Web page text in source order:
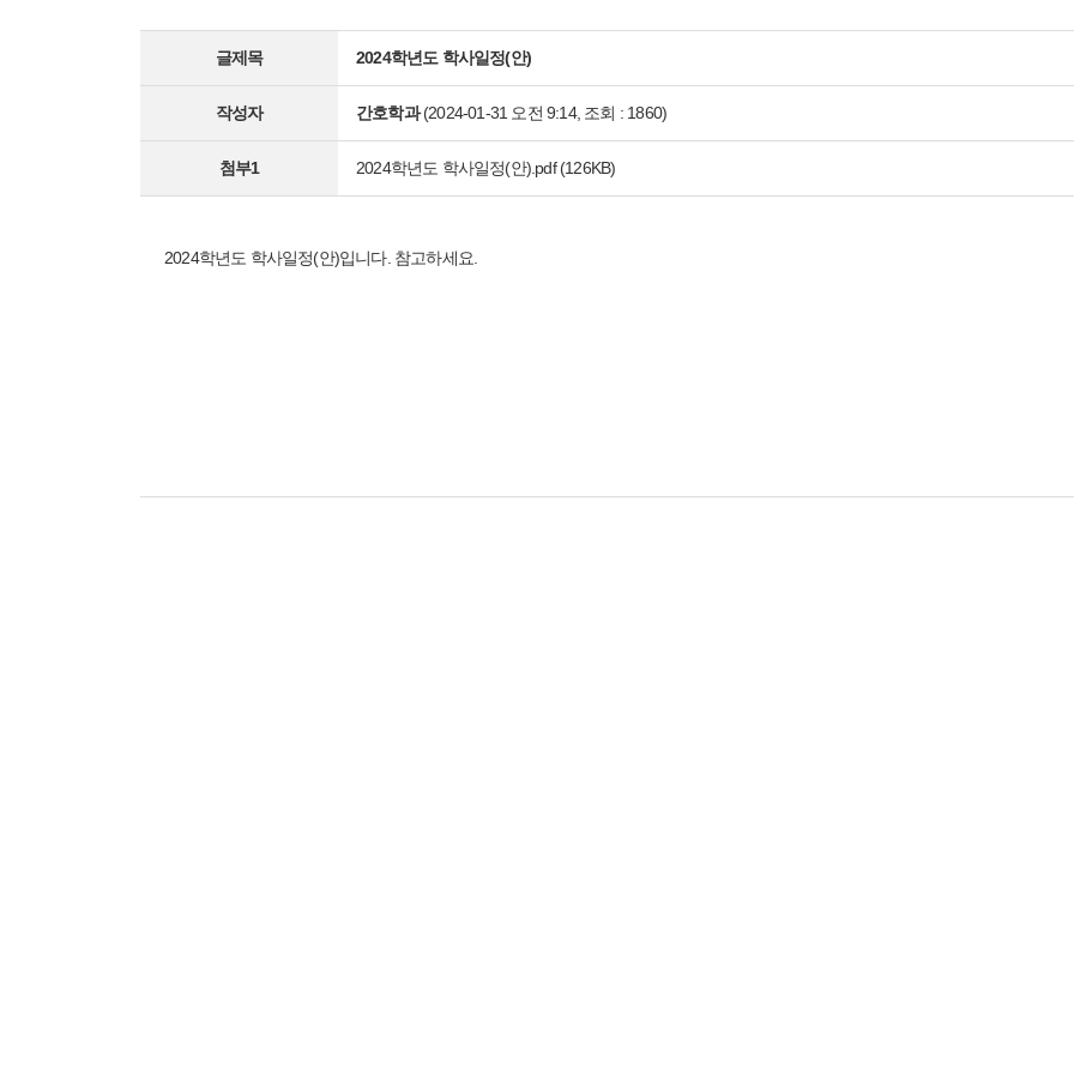
글제목 2024학년도 학사일정(안)
작성자 간호학과(2024-01-31 오전 9:14, 조회 : 1860)
첨부1 2024학년도 학사일정(안).pdf(126KB)